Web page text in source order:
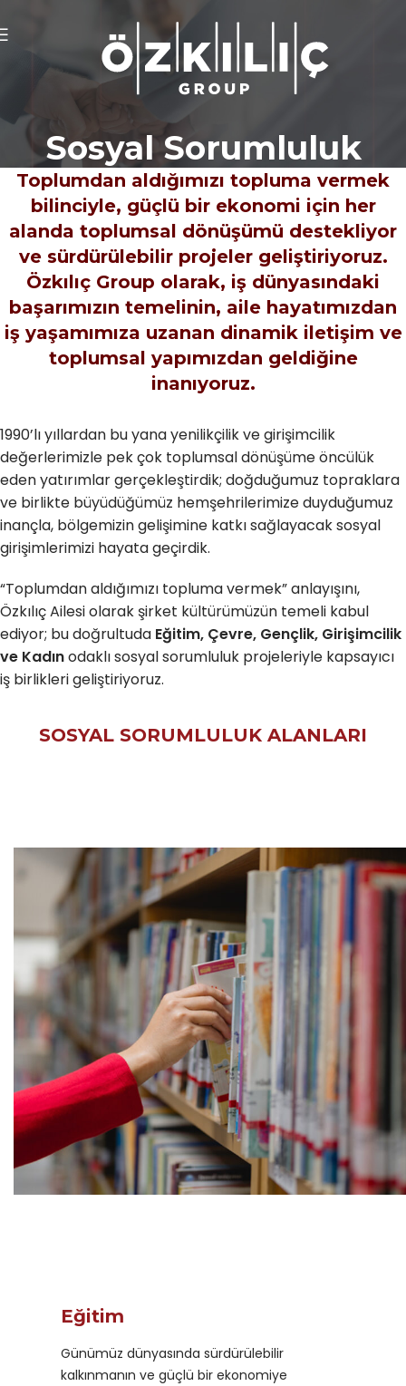
Sosyal Sorumluluk
Toplumdan aldığımızı topluma vermek
bilinciyle, güçlü bir ekonomi için her
alanda toplumsal dönüşümü destekliyor
ve sürdürülebilir projeler geliştiriyoruz.
Özkılıç Group olarak, iş dünyasındaki
başarımızın temelinin, aile hayatımızdan
iş yaşamımıza uzanan dinamik iletişim ve
toplumsal yapımızdan geldiğine
inanıyoruz.
1990’lı yıllardan bu yana yenilikçilik ve girişimcilik
değerlerimizle pek çok toplumsal dönüşüme öncülük
eden yatırımlar gerçekleştirdik; doğduğumuz topraklara
ve birlikte büyüdüğümüz hemşehrilerimize duyduğumuz
inançla, bölgemizin gelişimine katkı sağlayacak sosyal
girişimlerimizi hayata geçirdik.
“Toplumdan aldığımızı topluma vermek” anlayışını,
Özkılıç Ailesi olarak şirket kültürümüzün temeli kabul
ediyor; bu doğrultuda Eğitim, Çevre, Gençlik, Girişimcilik
ve Kadınodaklı sosyal sorumluluk projeleriyle kapsayıcı
iş birlikleri geliştiriyoruz.
SOSYAL SORUMLULUK ALANLARI
Eğitim
Günümüz dünyasında sürdürülebilir
kalkınmanın ve güçlü bir ekonomiye